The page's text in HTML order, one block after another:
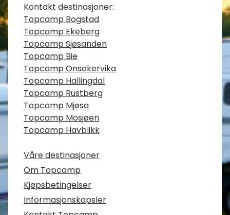
Kontaktinfo
Kontakt destinasjoner:
Topcamp Bogstad
Topcamp Ekeberg
Topcamp Sjøsanden
Topcamp Bie
Topcamp Onsakervika
Topcamp Hallingdal
Topcamp Rustberg
Topcamp Mjøsa
Topcamp Mosjøen
Topcamp Havblikk
Våre destinasjoner
Om Topcamp
Kjøpsbetingelser
Informasjonskapsler